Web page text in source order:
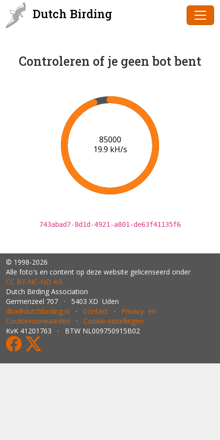
Dutch Birding
Controleren of je geen bot bent
87000
19.9 kH/s
743abad7-8d1d-4921-a801-de63f41135f6
© 1998-2026
Alle foto's en content op deze website gelicenseerd onder
CC BY‑NC‑ND 4.0
Dutch Birding Association
Germenzeel 707 · 5403 XD Uden
dba@dutchbirding.nl · Contact · Privacy- en
Cookievoorwaarden · Cookie-instellingen
KvK 41201763 · BTW NL009750915B02